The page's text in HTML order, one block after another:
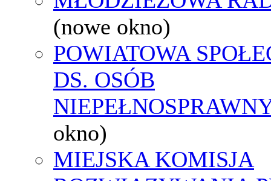
(nowe okno)
POWIATOWA
DS. OSÓB
okno)
MIEJSKA KOMISJA